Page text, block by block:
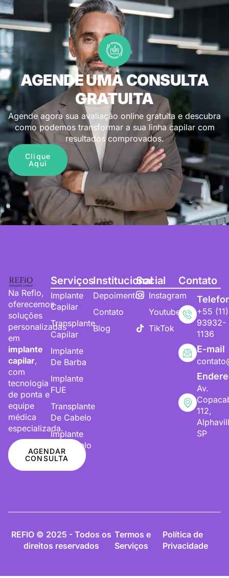
AGENDE UMA CONSULTA
GRATUITA
Agende agora sua avaliação online gratuita e descubra
como podemos transformar a sua linha capilar com
resultados comprovados.
Clique
Aqui
Na Refio,
oferecemos
soluções
personalizadas
em
implante
capilar,
com
tecnologia
de ponta e
equipe
médica
especializada.
AGENDAR
CONSULTA
Serviços
Implante
Capilar
Transplante
Capilar
Implante
De Barba
Implante
FUE
Transplante
De Cabelo
Implante
De Cabelo
Institucional
Depoimentos
Contato
Blog
Social
Instagram
Youtube
TikTok
Contato
+55 (11)
93932-
1136
E-mail
Av.
112,
SP
REFIO © 2025 - Todos os
direitos reservados
Termos e
Serviços
Política de
Privacidade